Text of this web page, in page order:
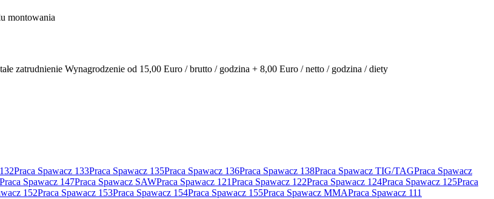
montowania
zatrudnienie Wynagrodzenie od 15,00 Euro / brutto / godzina + 8,00 Euro / netto / godzina / diety
Praca Spawacz 133Praca Spawacz 135Praca Spawacz 136Praca Spawacz 138Praca Spawacz TIG/TAGPraca Spawacz
Praca Spawacz 147Praca Spawacz SAWPraca Spawacz 121Praca Spawacz 122Praca Spawacz 124Praca Spawacz 125Praca
152Praca Spawacz 153Praca Spawacz 154Praca Spawacz 155Praca Spawacz MMAPraca Spawacz 111